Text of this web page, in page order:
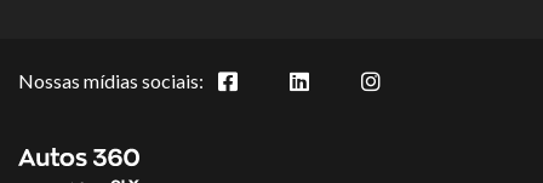
Nossas mídias sociais: